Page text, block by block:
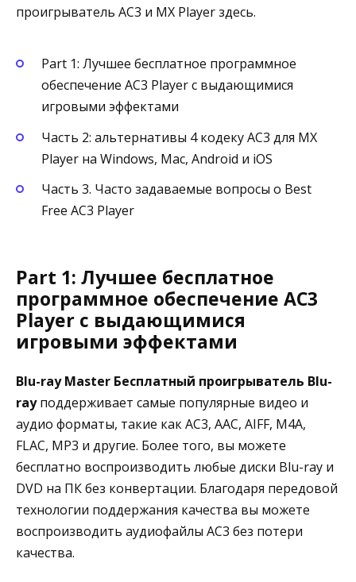
проигрыватель AC3 и MX Player здесь.
Part 1: Лучшее бесплатное программное
обеспечение AC3 Player с выдающимися
игровыми эффектами
Часть 2: альтернативы 4 кодеку AC3 для MX
Player на Windows, Mac, Android и iOS
Часть 3. Часто задаваемые вопросы о Best
Free AC3 Player
Part 1: Лучшее бесплатное
программное обеспечение AC3
Player с выдающимися
игровыми эффектами
Blu-ray Master Бесплатный проигрыватель Blu-
rayподдерживает самые популярные видео и
аудио форматы, такие как AC3, AAC, AIFF, M4A,
FLAC, MP3 и другие. Более того, вы можете
бесплатно воспроизводить любые диски Blu-ray и
DVD на ПК без конвертации. Благодаря передовой
технологии поддержания качества вы можете
воспроизводить аудиофайлы AC3 без потери
качества.